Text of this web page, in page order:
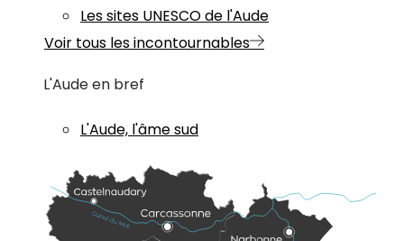
Les sites UNESCO de l'Aude
Voir tous les incontournables
L'Aude en bref
L'Aude, l'âme sud